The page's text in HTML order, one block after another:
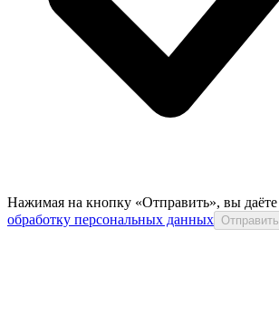
Нажимая на кнопку «Отправить», вы даёте
обработку персональных данных Отправить